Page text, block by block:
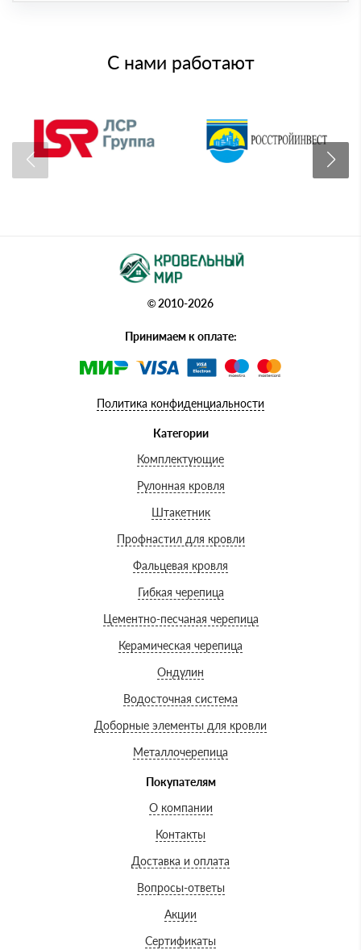
С нами работают
© 2010-2026
Принимаем к оплате:
Политика конфиденциальности
Категории
Комплектующие
Рулонная кровля
Штакетник
Профнастил для кровли
Фальцевая кровля
Гибкая черепица
Цементно-песчаная черепица
Керамическая черепица
Ондулин
Водосточная система
Доборные элементы для кровли
Металлочерепица
Покупателям
О компании
Контакты
Доставка и оплата
Вопросы-ответы
Акции
Сертификаты